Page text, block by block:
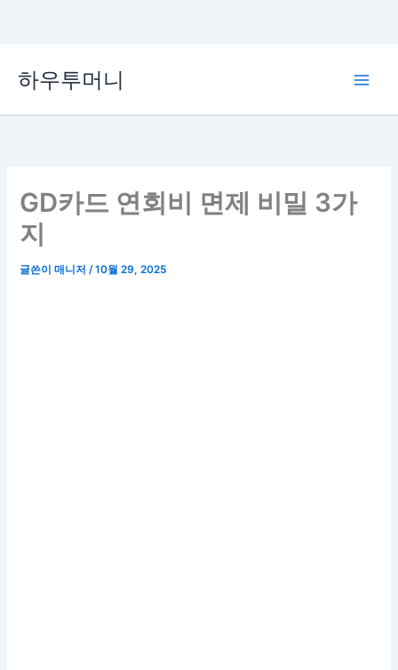
로
하우투머니
GD카드 연회비 면제 비밀 3가
지
글쓴이매니저/10월 29, 2025